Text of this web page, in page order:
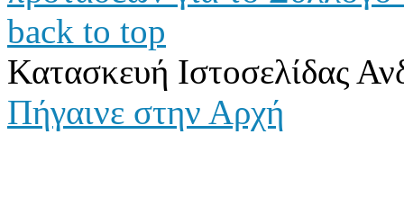
back to top
Κατασκευή Ιστοσελίδας
Πήγαινε στην Αρχή